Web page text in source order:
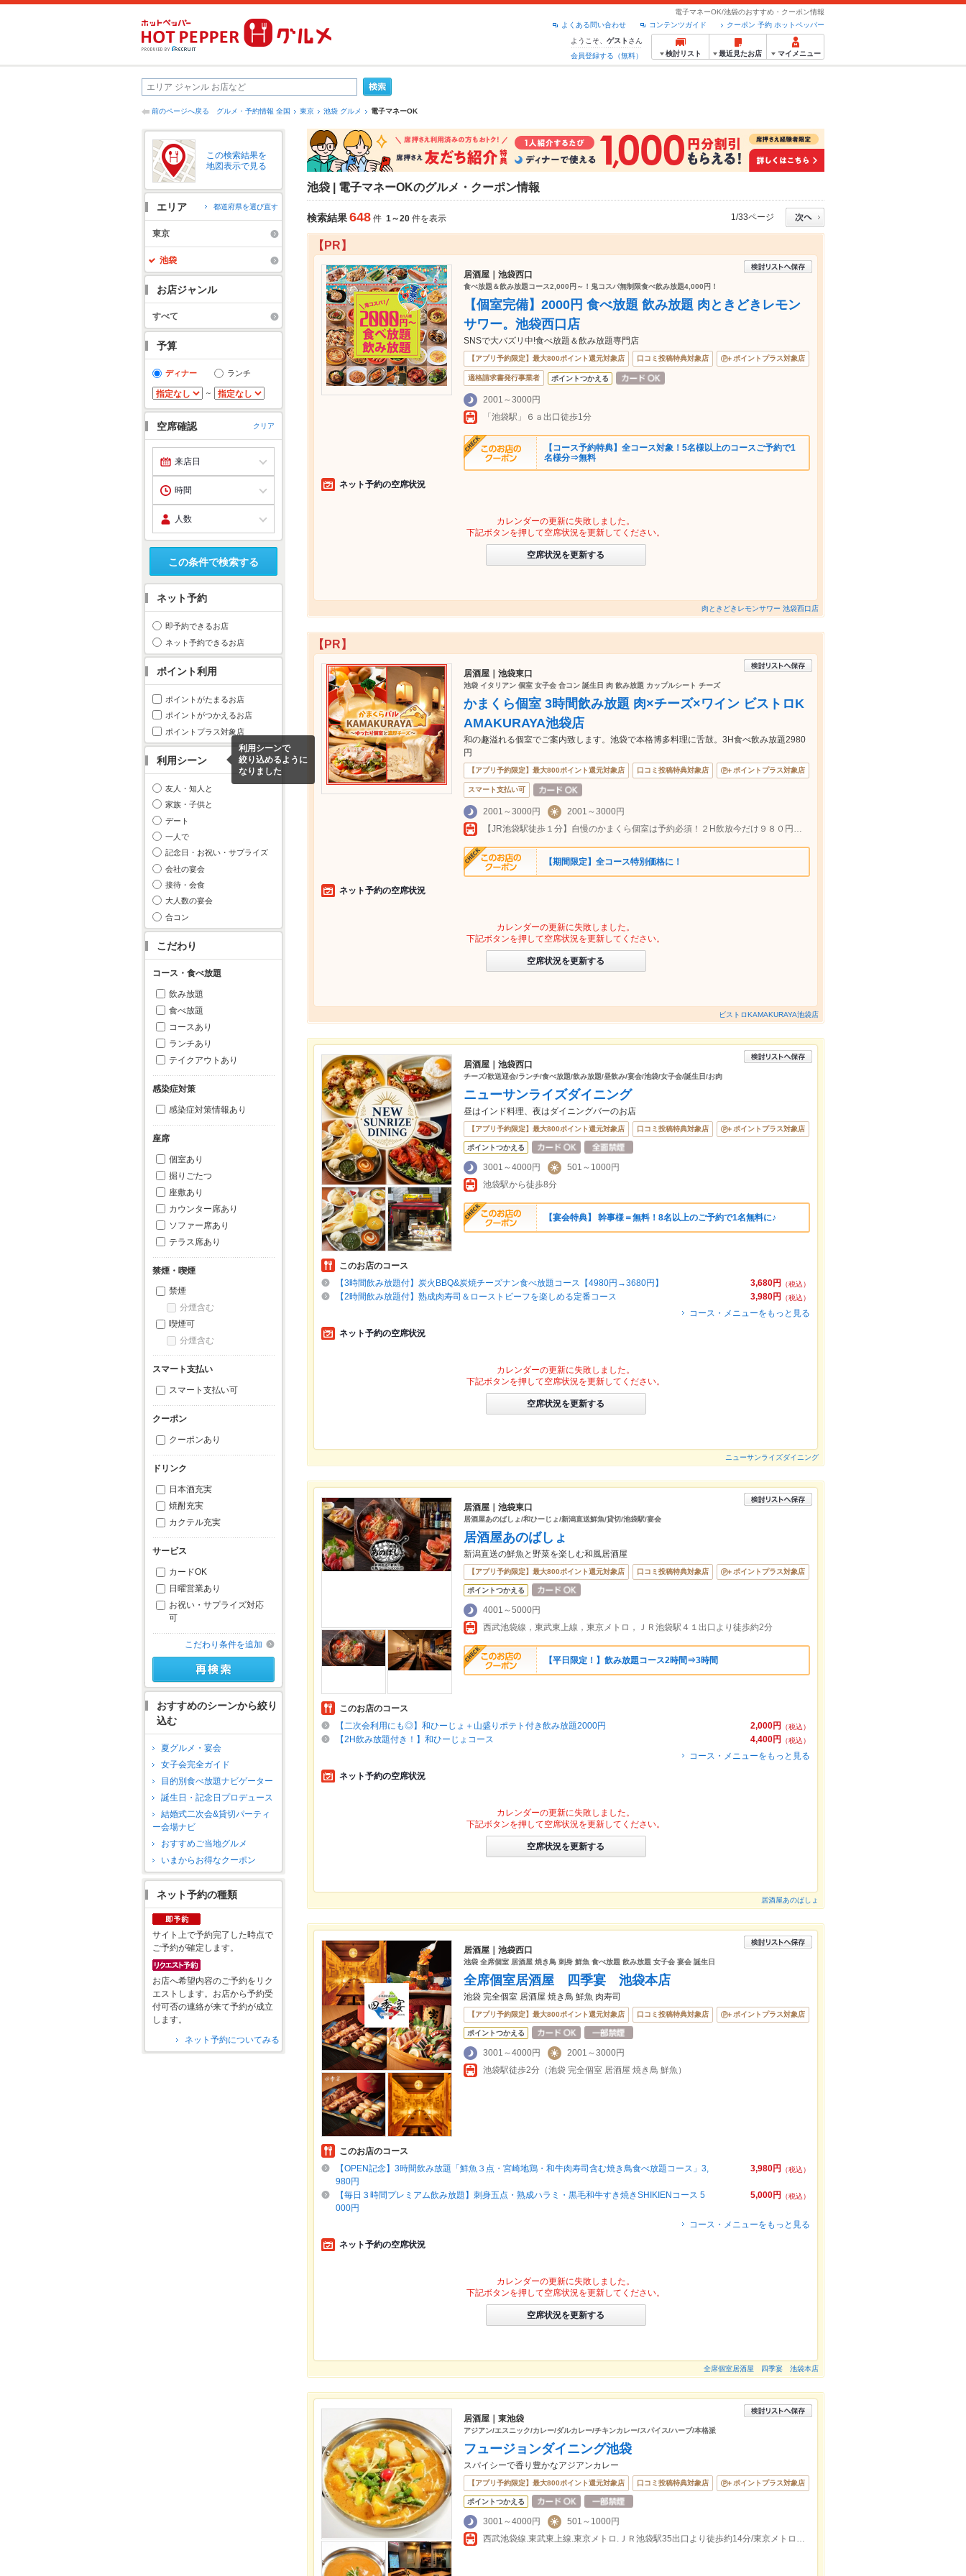
電子マネーOK/池袋のおすすめ・クーポン情報
クーポン 予約 ホットペッパー
コンテンツガイド
よくある問い合わせ
ようこそ、 ゲスト さん
会員登録する（無料）
検討リスト 最近見たお店 マイメニュー
前のページへ戻る グルメ・予約情報 全国 東京 池袋 グルメ 電子マネーOK
この検索結果を
地図表示で見る
エリア 都道府県を選び直す
東京
池袋
お店ジャンル
すべて
予算
ディナー ランチ
～
空席確認 クリア
この条件で検索する
ネット予約
即予約できるお店
ネット予約できるお店
ポイント利用
ポイントがたまるお店
ポイントがつかえるお店
ポイントプラス対象店
利用シーン
利用シーンで
絞り込めるように
なりました
友人・知人と
家族・子供と
デート
一人で
記念日・お祝い・サプライズ
会社の宴会
接待・会食
大人数の宴会
合コン
こだわり
コース・食べ放題
飲み放題
食べ放題
コースあり
ランチあり
テイクアウトあり
感染症対策
感染症対策情報あり
座席
個室あり
掘りごたつ
座敷あり
カウンター席あり
ソファー席あり
テラス席あり
禁煙・喫煙
禁煙
分煙含む
喫煙可
分煙含む
スマート支払い
スマート支払い可
クーポン
クーポンあり
ドリンク
日本酒充実
焼酎充実
カクテル充実
サービス
カードOK
日曜営業あり
お祝い・サプライズ対応
可
こだわり条件を追加
おすすめのシーンから絞り
込む
夏グルメ・宴会
女子会完全ガイド
目的別食べ放題ナビゲーター
誕生日・記念日プロデュース
結婚式二次会&貸切パーティ
ー会場ナビ
おすすめご当地グルメ
いまからお得なクーポン
ネット予約の種類
サイト上で予約完了した時点で
ご予約が確定します。
お店へ希望内容のご予約をリク
エストします。お店から予約受
付可否の連絡が来て予約が成立
します。
ネット予約についてみる
池袋 | 電子マネーOKのグルメ・クーポン情報
検索結果648 件 1～20 件を表示 1/33ページ
【PR】
居酒屋｜池袋西口
食べ放題＆飲み放題コース2,000円～！鬼コスパ無制限食べ飲み放題4,000円！
【個室完備】2000円 食べ放題 飲み放題 肉ときどきレモン
サワー。池袋西口店
SNSで大バズリ中!食べ放題＆飲み放題専門店
【アプリ予約限定】最大800ポイント還元対象店 口コミ投稿特典対象店 ポイントプラス対象店
適格請求書発行事業者 ポイントつかえる
2001～3000円
「池袋駅」６ａ出口徒歩1分
【コース予約特典】全コース対象！5名様以上のコースご予約で1
名様分⇒無料
ネット予約の空席状況
カレンダーの更新に失敗しました。
下記ボタンを押して空席状況を更新してください。
空席状況を更新する
肉ときどきレモンサワー 池袋西口店
【PR】
居酒屋｜池袋東口
池袋 イタリアン 個室 女子会 合コン 誕生日 肉 飲み放題 カップルシート チーズ
かまくら個室 3時間飲み放題 肉×チーズ×ワイン ビストロK
AMAKURAYA池袋店
和の趣溢れる個室でご案内致します。池袋で本格博多料理に舌鼓。3H食べ飲み放題2980
円
【アプリ予約限定】最大800ポイント還元対象店 口コミ投稿特典対象店 ポイントプラス対象店
スマート支払い可
2001～3000円
2001～3000円
【JR池袋駅徒歩１分】自慢のかまくら個室は予約必須！２H飲放今だけ９８０円◎３H飲放付きコース３５００円から♪各税込
【期間限定】全コース特別価格に！
ネット予約の空席状況
カレンダーの更新に失敗しました。
下記ボタンを押して空席状況を更新してください。
空席状況を更新する
ビストロKAMAKURAYA池袋店
居酒屋｜池袋西口
チーズ/歓送迎会/ランチ/食べ放題/飲み放題/昼飲み/宴会/池袋/女子会/誕生日/お肉
ニューサンライズダイニング
昼はインド料理、夜はダイニングバーのお店
【アプリ予約限定】最大800ポイント還元対象店 口コミ投稿特典対象店 ポイントプラス対象店
ポイントつかえる
3001～4000円
501～1000円
池袋駅から徒歩8分
【宴会特典】 幹事様＝無料！8名以上のご予約で1名無料に♪
このお店のコース
3,680円
（税込）
【3時間飲み放題付】炭火BBQ&炭焼チーズナン食べ放題コース【4980円→3680円】
3,980円
（税込）
【2時間飲み放題付】熟成肉寿司＆ローストビーフを楽しめる定番コース
コース・メニューをもっと見る
ネット予約の空席状況
カレンダーの更新に失敗しました。
下記ボタンを押して空席状況を更新してください。
空席状況を更新する
ニューサンライズダイニング
居酒屋｜池袋東口
居酒屋あのばしょ/和ひーじょ/新潟直送鮮魚/貸切/池袋駅/宴会
居酒屋あのばしょ
新潟直送の鮮魚と野菜を楽しむ和風居酒屋
【アプリ予約限定】最大800ポイント還元対象店 口コミ投稿特典対象店 ポイントプラス対象店
ポイントつかえる
4001～5000円
西武池袋線，東武東上線，東京メトロ，ＪＲ池袋駅４１出口より徒歩約2分
【平日限定！】飲み放題コース2時間⇒3時間
このお店のコース
2,000円
（税込）
【二次会利用にも◎】和ひーじょ＋山盛りポテト付き飲み放題2000円
4,400円
（税込）
【2H飲み放題付き！】和ひーじょコース
コース・メニューをもっと見る
ネット予約の空席状況
カレンダーの更新に失敗しました。
下記ボタンを押して空席状況を更新してください。
空席状況を更新する
居酒屋あのばしょ
居酒屋｜池袋西口
池袋 全席個室 居酒屋 焼き鳥 刺身 鮮魚 食べ放題 飲み放題 女子会 宴会 誕生日
全席個室居酒屋 四季宴 池袋本店
池袋 完全個室 居酒屋 焼き鳥 鮮魚 肉寿司
【アプリ予約限定】最大800ポイント還元対象店 口コミ投稿特典対象店 ポイントプラス対象店
ポイントつかえる
3001～4000円
2001～3000円
池袋駅徒歩2分（池袋 完全個室 居酒屋 焼き鳥 鮮魚）
このお店のコース
3,980円
（税込）
【OPEN記念】3時間飲み放題「鮮魚３点・宮崎地鶏・和牛肉寿司含む焼き鳥食べ放題コース」3,
980円
5,000円
（税込）
【毎日３時間プレミアム飲み放題】刺身五点・熟成ハラミ・黒毛和牛すき焼きSHIKIENコース 5
000円
コース・メニューをもっと見る
ネット予約の空席状況
カレンダーの更新に失敗しました。
下記ボタンを押して空席状況を更新してください。
空席状況を更新する
全席個室居酒屋 四季宴 池袋本店
居酒屋｜東池袋
アジアン/エスニック/カレー/ダルカレー/チキンカレー/スパイス/ハーブ/本格派
フュージョンダイニング池袋
スパイシーで香り豊かなアジアンカレー
【アプリ予約限定】最大800ポイント還元対象店 口コミ投稿特典対象店 ポイントプラス対象店
ポイントつかえる
3001～4000円
501～1000円
西武池袋線.東武東上線.東京メトロ.ＪＲ池袋駅35出口より徒歩約14分/東京メトロ有楽町線東池袋駅2出口より徒歩約13分